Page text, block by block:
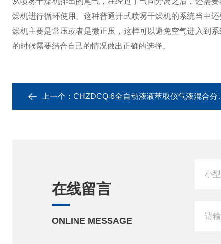
燥机进行循环使用。这种普通开式喷雾干燥机的系统当中
燥机主要是常压或者是微正压，这样可以避免空气进入到
的时候需要结合自己的情况做出正确的选择。
上一个： CHZDCQ-6全自动液液萃取仪气液混合分离萃取装置
在线留言
ONLINE MESSAGE